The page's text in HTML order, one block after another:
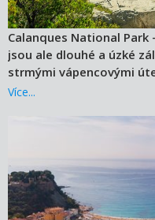
Calanques National Park
jsou ale dlouhé a úzké
strmými vápencovými
je Port-Miou, vzdálený
bude trvat asi 1,5
mezi vertikálními
nádhernou scenérii
při projížďce na člunu
horolezce z celého světa.
Více...